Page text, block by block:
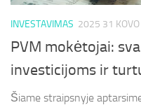
INVESTAVIMAS 2025 31 KOVO
PVM mokėtojai:
investicijoms ir
Šiame straipsnyje